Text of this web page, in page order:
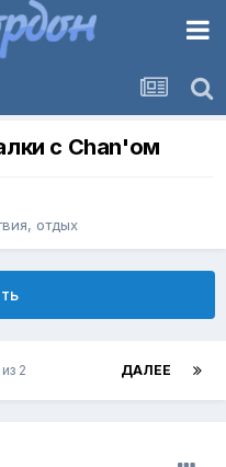
с Chan'ом
отдых
ДАЛЕЕ
2